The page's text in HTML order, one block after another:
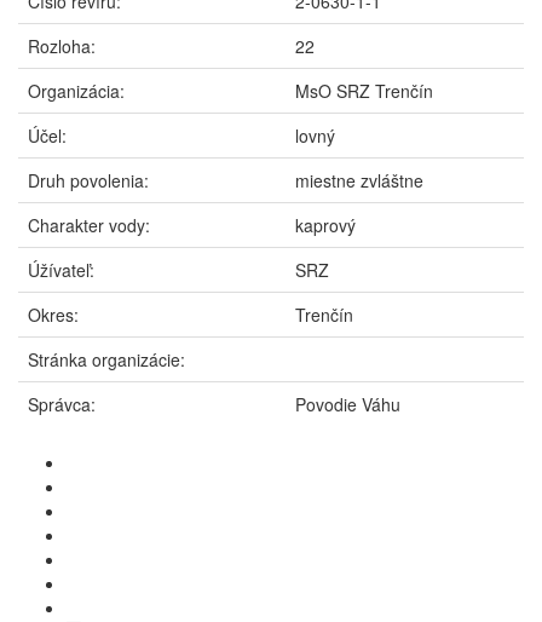
Rozloha:
22
Organizácia:
MsO SRZ Trenčín
Účel:
lovný
Druh povolenia:
miestne zvláštne
Charakter vody:
kaprový
Úžívateľ:
SRZ
Okres:
Trenčín
Stránka organizácie:
Správca:
Povodie Váhu